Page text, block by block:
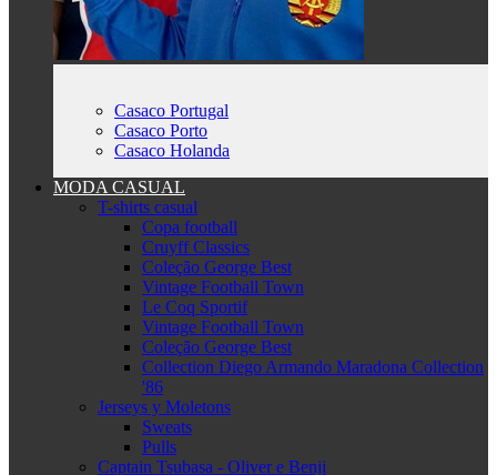
Casaco Portugal
Casaco Porto
Casaco Holanda
MODA CASUAL
T-shirts casual
Copa football
Cruyff Classics
Coleção George Best
Vintage Football Town
Le Coq Sportif
Vintage Football Town
Coleção George Best
Collection Diego Armando Maradona Collection
'86
Jerseys y Moletons
Sweats
Pulls
Captain Tsubasa - Oliver e Benji